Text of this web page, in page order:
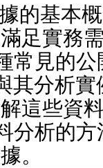
的基本
足實務
常見的
其分析
這些資
分析的
。